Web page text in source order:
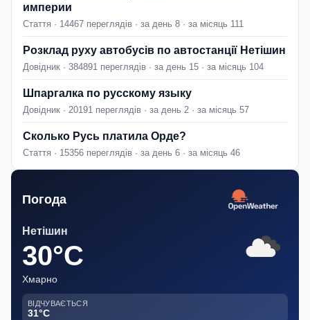
империи
Стаття · 14467 переглядів · за день 8 · за місяць 111
Розклад руху автобусів по автостанції Нетішин
Довідник · 384891 переглядів · за день 15 · за місяць 104
Шпаргалка по русскому языку
Довідник · 20191 переглядів · за день 2 · за місяць 57
Сколько Русь платила Орде?
Стаття · 15356 переглядів · за день 6 · за місяць 46
Погода
Нетішин
30°C
Хмарно
ВІДЧУВАЄТЬСЯ
31°C